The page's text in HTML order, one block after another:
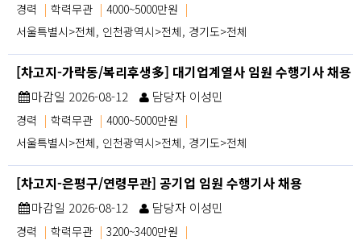
경력 | 학력무관 | 4000~5000만원 |
서울특별시>전체, 인천광역시>전체, 경기도>전체
[차고지-가락동/복리후생多] 대기업계열사 임원 수행기사 채용
마감일 2026-08-12 담당자 이성민
경력 | 학력무관 | 4000~5000만원 |
서울특별시>전체, 인천광역시>전체, 경기도>전체
[차고지-은평구/연령무관] 공기업 임원 수행기사 채용
마감일 2026-08-12 담당자 이성민
경력 | 학력무관 | 3200~3400만원 |